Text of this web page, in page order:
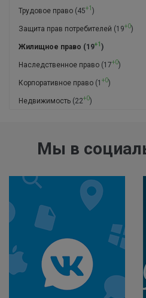
Трудовое право (45+1 )
Защита прав потребителей (19+0)
Жилищное право (19+1 )
Наследственное право (17+0)
Корпоративное право (1 +0)
Недвижимость (22+0)
Мы в